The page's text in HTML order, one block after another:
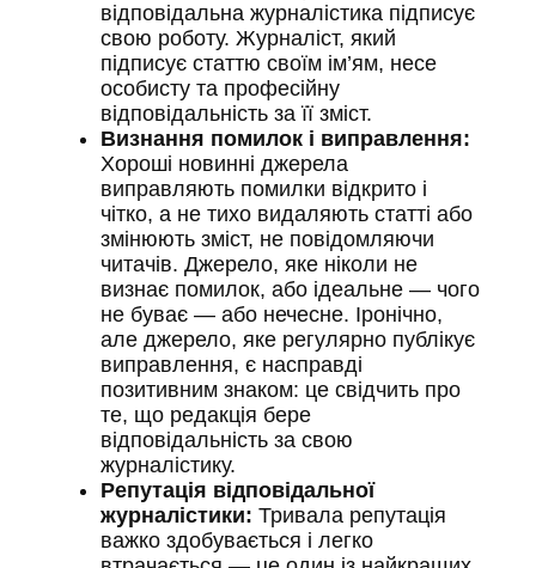
відповідальна журналістика підписує
свою роботу. Журналіст, який
підписує статтю своїм ім’ям, несе
особисту та професійну
відповідальність за її зміст.
Визнання помилок і виправлення:
Хороші новинні джерела
виправляють помилки відкрито і
чітко, а не тихо видаляють статті або
змінюють зміст, не повідомляючи
читачів. Джерело, яке ніколи не
визнає помилок, або ідеальне — чого
не буває — або нечесне. Іронічно,
але джерело, яке регулярно публікує
виправлення, є насправді
позитивним знаком: це свідчить про
те, що редакція бере
відповідальність за свою
журналістику.
Репутація відповідальної
журналістики: Тривала репутація
важко здобувається і легко